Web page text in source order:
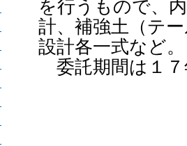
を行うもので、
計、補強土（テ
設計各一式など。
委託期間は１７